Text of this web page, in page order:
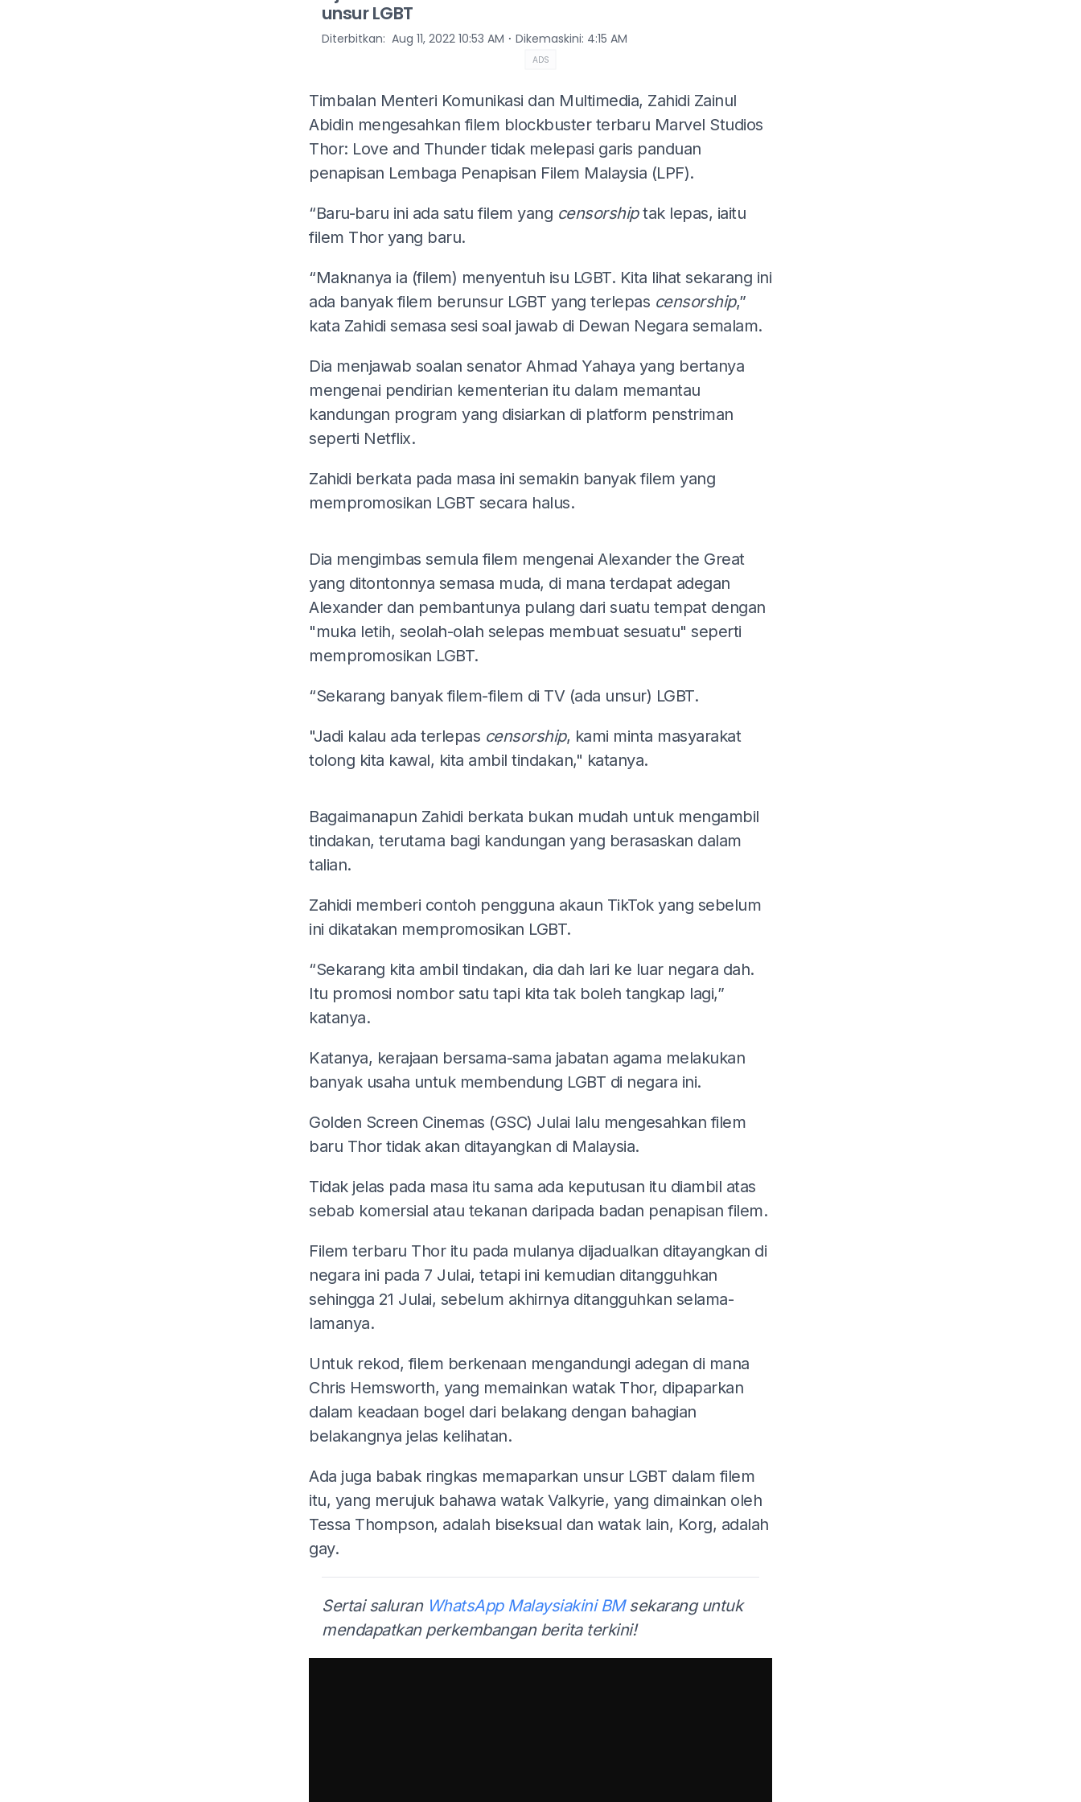
unsur LGBT
Diterbitkan: Aug 11, 2022 10:53 AM ⋅ Dikemaskini: 4:15 AM
ADS
Timbalan Menteri Komunikasi dan Multimedia, Zahidi Zainul
Abidin mengesahkan filem blockbuster terbaru Marvel Studios
Thor: Love and Thunder tidak melepasi garis panduan
penapisan Lembaga Penapisan Filem Malaysia (LPF).
“Baru-baru ini ada satu filem yang censorshiptak lepas, iaitu
filem Thor yang baru.
“Maknanya ia (filem) menyentuh isu LGBT. Kita lihat sekarang ini
ada banyak filem berunsur LGBT yang terlepas censorship,”
kata Zahidi semasa sesi soal jawab di Dewan Negara semalam.
Dia menjawab soalan senator Ahmad Yahaya yang bertanya
mengenai pendirian kementerian itu dalam memantau
kandungan program yang disiarkan di platform penstriman
seperti Netflix.
Zahidi berkata pada masa ini semakin banyak filem yang
mempromosikan LGBT secara halus.
Dia mengimbas semula filem mengenai Alexander the Great
yang ditontonnya semasa muda, di mana terdapat adegan
Alexander dan pembantunya pulang dari suatu tempat dengan
"muka letih, seolah-olah selepas membuat sesuatu" seperti
mempromosikan LGBT.
“Sekarang banyak filem-filem di TV (ada unsur) LGBT.
"Jadi kalau ada terlepas censorship, kami minta masyarakat
tolong kita kawal, kita ambil tindakan," katanya.
Bagaimanapun Zahidi berkata bukan mudah untuk mengambil
tindakan, terutama bagi kandungan yang berasaskan dalam
talian.
Zahidi memberi contoh pengguna akaun TikTok yang sebelum
ini dikatakan mempromosikan LGBT.
“Sekarang kita ambil tindakan, dia dah lari ke luar negara dah.
Itu promosi nombor satu tapi kita tak boleh tangkap lagi,”
katanya.
Katanya, kerajaan bersama-sama jabatan agama melakukan
banyak usaha untuk membendung LGBT di negara ini.
Golden Screen Cinemas (GSC) Julai lalu mengesahkan filem
baru Thor tidak akan ditayangkan di Malaysia.
Tidak jelas pada masa itu sama ada keputusan itu diambil atas
sebab komersial atau tekanan daripada badan penapisan filem.
Filem terbaru Thor itu pada mulanya dijadualkan ditayangkan di
negara ini pada 7 Julai, tetapi ini kemudian ditangguhkan
sehingga 21 Julai, sebelum akhirnya ditangguhkan selama-
lamanya.
Untuk rekod, filem berkenaan mengandungi adegan di mana
Chris Hemsworth, yang memainkan watak Thor, dipaparkan
dalam keadaan bogel dari belakang dengan bahagian
belakangnya jelas kelihatan.
Ada juga babak ringkas memaparkan unsur LGBT dalam filem
itu, yang merujuk bahawa watak Valkyrie, yang dimainkan oleh
Tessa Thompson, adalah biseksual dan watak lain, Korg, adalah
gay.
Sertai saluran WhatsApp Malaysiakini BMsekarang untuk
mendapatkan perkembangan berita terkini!